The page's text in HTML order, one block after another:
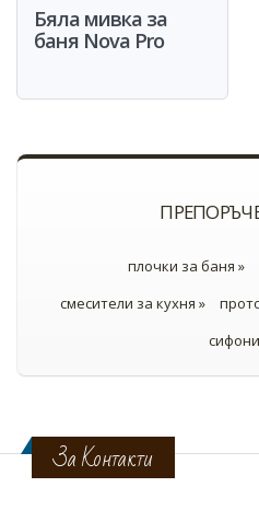
Бяла мивка за
баня Nova Pro
плочки за баня »
смесители за кухня »
За Контакти